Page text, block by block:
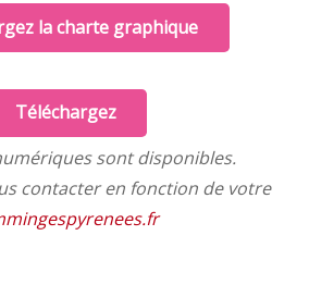
la charte graphique
Téléchargez
sont disponibles.
contacter en fonction de votre